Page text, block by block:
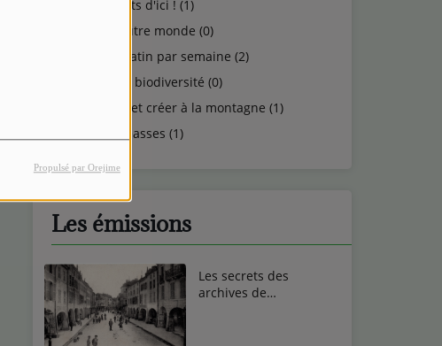
Propulsé par Orejime
Talents d'ici ! (1)
Un autre monde (0)
Un matin par semaine (2)
Vie et biodiversité (0)
Vivre et créer à la montagne (1)
Vosgeasses (1)
Les émissions
Les secrets des
archives de